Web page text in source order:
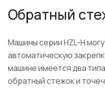
Обратный
Машины серии HZL-Н
автоматическую
машине имеется два
обратный стежок и